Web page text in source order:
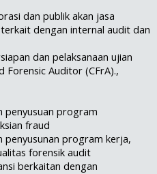
dan publik akan jasa
dengan internal audit dan
dan pelaksanaan ujian
Auditor (CFrA).,
penyusuan program
fraud
penyusunan program kerja,
forensik audit
berkaitan dengan